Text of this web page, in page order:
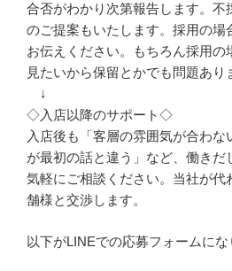
合否がわかり次第報告します。不
のご提案もいたします。採用の場
お伝えください。もちろん採用の
見たいから保留とかでも問題あり
↓
◇入店以降のサポート◇
入店後も「客層の雰囲気が合わな
が最初の話と違う」など、働きだ
気軽にご相談ください。当社が代
舗様と交渉します。
以下がLINEでの応募フォームにな